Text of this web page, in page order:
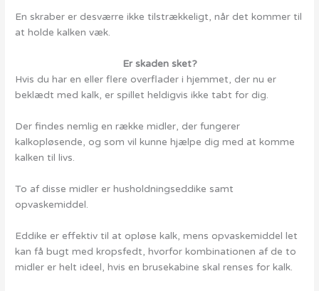
En skraber er desværre ikke tilstrækkeligt, når det kommer til
at holde kalken væk.
Er skaden sket?
Hvis du har en eller flere overflader i hjemmet, der nu er
beklædt med kalk, er spillet heldigvis ikke tabt for dig.
Der findes nemlig en række midler, der fungerer
kalkopløsende, og som vil kunne hjælpe dig med at komme
kalken til livs.
To af disse midler er husholdningseddike samt
opvaskemiddel.
Eddike er effektiv til at opløse kalk, mens opvaskemiddel let
kan få bugt med kropsfedt, hvorfor kombinationen af de to
midler er helt ideel, hvis en brusekabine skal renses for kalk.